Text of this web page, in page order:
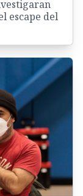
escape del